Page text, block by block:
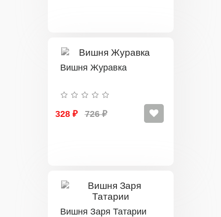
Вишня Журавка
328 ₽ 726 ₽
Вишня Заря Татарии